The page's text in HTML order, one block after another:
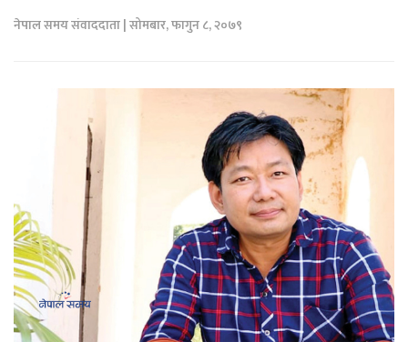
नेपाल समय संवाददाता | सोमबार, फागुन ८, २०७९